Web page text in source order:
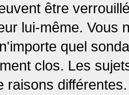
être
lui-même. Vous
quel
clos. Les
raisons différentes.